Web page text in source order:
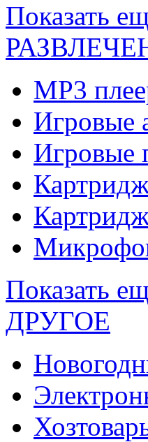
Показать
MP3
Игровые
Игровые
Показать
ДРУГОЕ